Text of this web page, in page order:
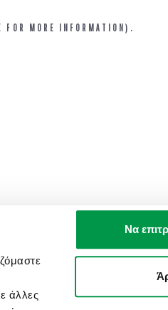
άλλες
Να
FOR MORE INFORMATION).